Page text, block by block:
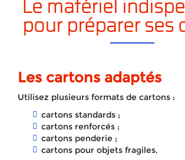
Le matériel
pour préparer ses
Les cartons adaptés
Utilisez plusieurs formats de cartons :
cartons standards ;
cartons renforcés ;
cartons penderie ;
cartons pour objets fragiles.